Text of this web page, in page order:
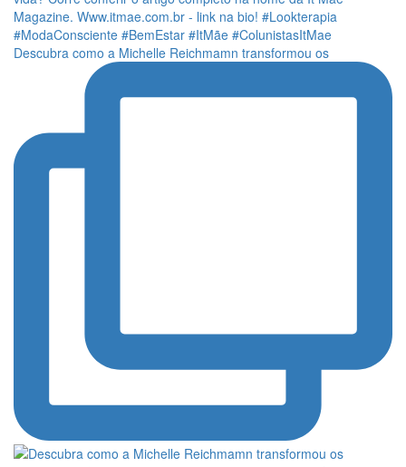
Descubra como a Michelle Reichmamn transformou os